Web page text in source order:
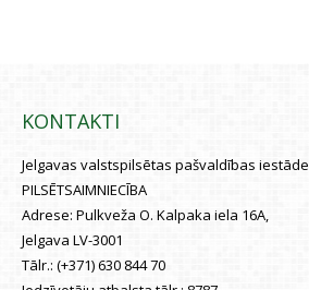
KONTAKTI
Jelgavas valstspilsētas pašvaldības iestāde
PILSĒTSAIMNIECĪBA
Adrese: Pulkveža O. Kalpaka iela 16A,
Jelgava LV-3001
Tālr.: (+371) 630 844 70